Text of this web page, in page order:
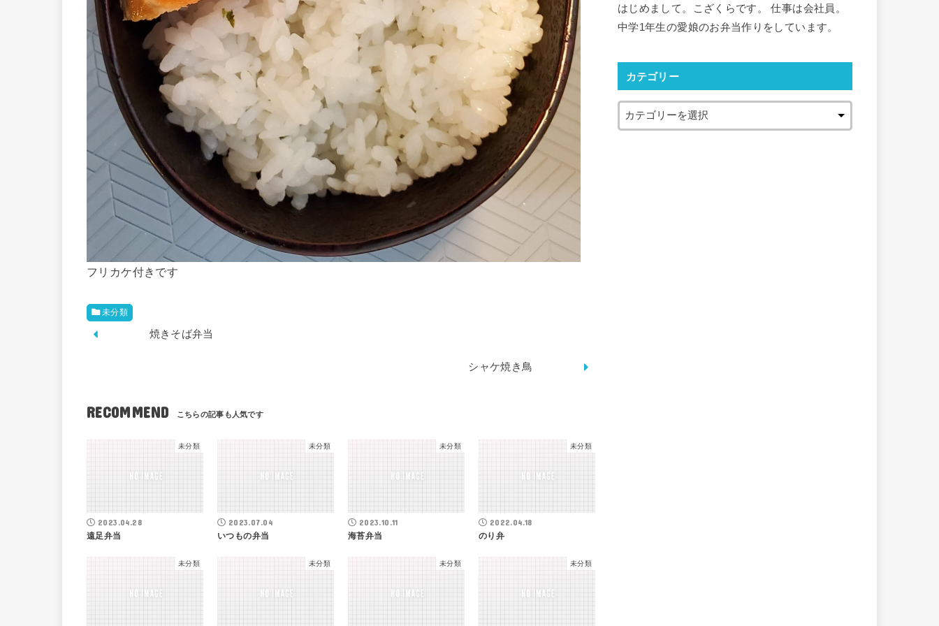
フリカケ付きです
未分類
焼きそば弁当
シャケ焼き鳥
RECOMMEND
未分類
2023.04.28
遠足弁当
未分類
2023.07.04
いつもの弁当
未分類
2023.10.11
海苔弁当
未分類
2022.04.18
のり弁
未分類 未分類 未分類 未分類
はじめまして。こざくらです。 仕事は会社員。
中学1年生の愛娘のお弁当作りをしています。
カテゴリー